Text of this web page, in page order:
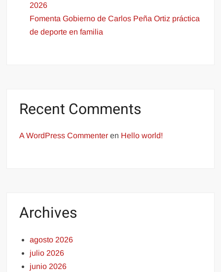
2026
Fomenta Gobierno de Carlos Peña Ortiz práctica
de deporte en familia
Recent Comments
A WordPress Commenter en Hello world!
Archives
agosto 2026
julio 2026
junio 2026